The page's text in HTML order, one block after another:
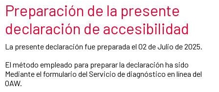
Preparación de la presente
declaración de accesibilidad
La presente declaración fue preparada el 02 de Julio de 2025.
El método empleado para preparar la declaración ha sido
Mediante el formulario del Servicio de diagnóstico en línea del
OAW.